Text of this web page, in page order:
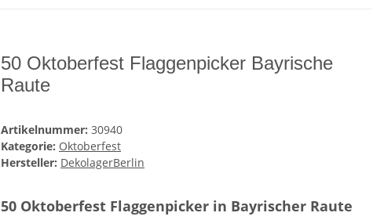
50 Oktoberfest Flaggenpicker Bayrische
Raute
Artikelnummer: 30940
Kategorie: Oktoberfest
Hersteller: DekolagerBerlin
50 Oktoberfest Flaggenpicker in Bayrischer Raute